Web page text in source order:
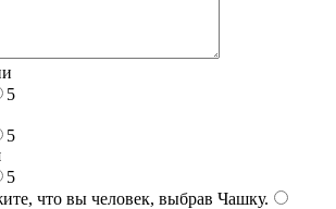
5
5
5
что вы человек, выбрав Чашку.